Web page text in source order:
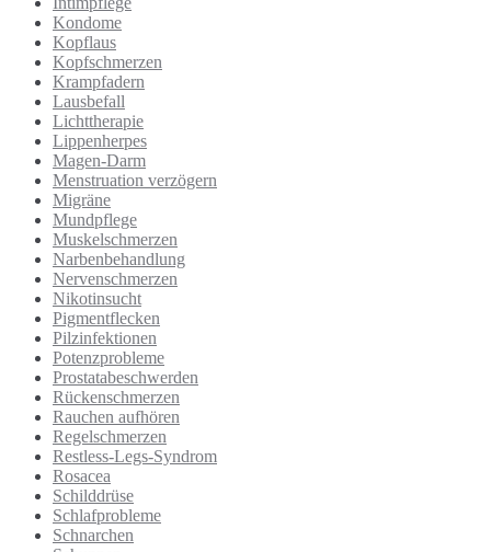
Kondome
Kopflaus
Kopfschmerzen
Krampfadern
Lausbefall
Lichttherapie
Lippenherpes
Magen-Darm
Menstruation verzögern
Migräne
Mundpflege
Muskelschmerzen
Narbenbehandlung
Nervenschmerzen
Nikotinsucht
Pigmentflecken
Pilzinfektionen
Potenzprobleme
Prostatabeschwerden
Rückenschmerzen
Rauchen aufhören
Regelschmerzen
Restless-Legs-Syndrom
Rosacea
Schilddrüse
Schlafprobleme
Schnarchen